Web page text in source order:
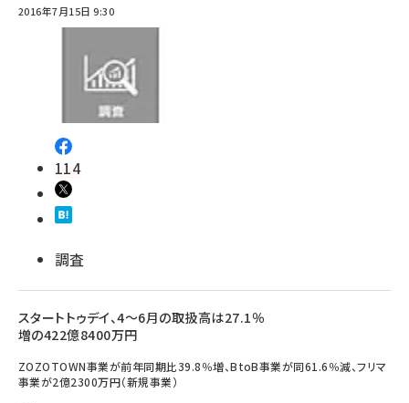
2016年7月15日 9:30
114
調査
スタートトゥデイ、4～6月の取扱高は27.1％
増の422億8400万円
ZOZOTOWN事業が前年同期比39.8％増、BtoB事業が同61.6％減、フリマ
事業が2億2300万円（新規事業）